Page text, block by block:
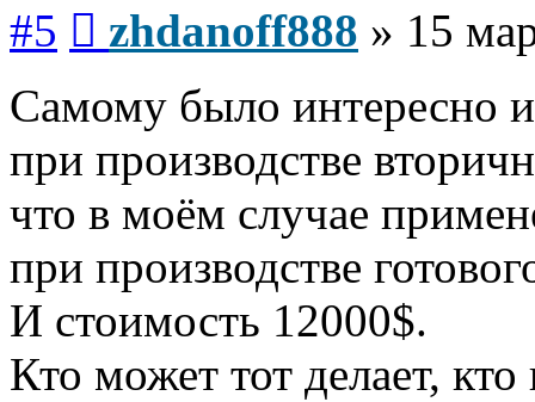
#5 zhdanoff888 » 15
Самому было интересно
при производстве
что в моём случае
при производстве
И стоимость 12000$.
Кто может тот делает,